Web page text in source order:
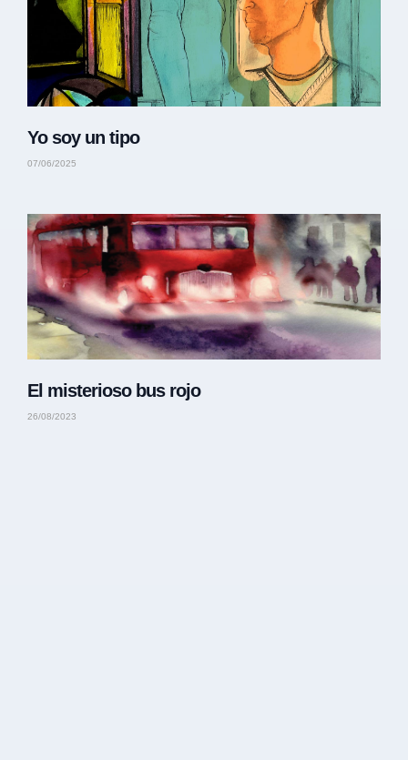
Yo soy un tipo
07/06/2025
El misterioso bus rojo
26/08/2023